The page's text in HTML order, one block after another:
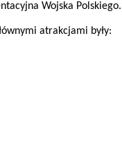
Wojska Polskiego.
atrakcjami były: